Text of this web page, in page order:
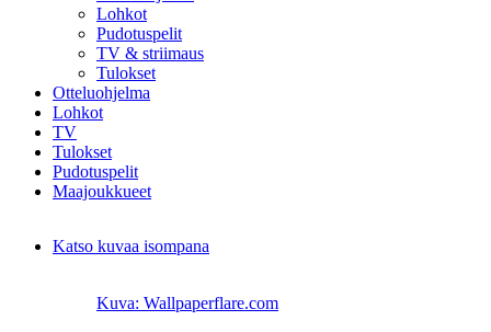
Lohkot
Pudotuspelit
TV & striimaus
Tulokset
Otteluohjelma
Lohkot
TV
Tulokset
Pudotuspelit
Maajoukkueet
Katso kuvaa isompana
Kuva: Wallpaperflare.com